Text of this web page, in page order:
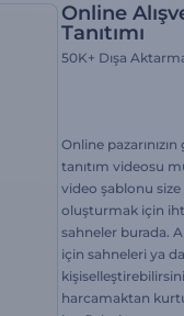
Online
Tanıtımı
50K+ Dışa
Online
tanıtım videosu
video şablonu size
oluşturmak için
sahneler burada.
için sahneleri ya
harcamaktan